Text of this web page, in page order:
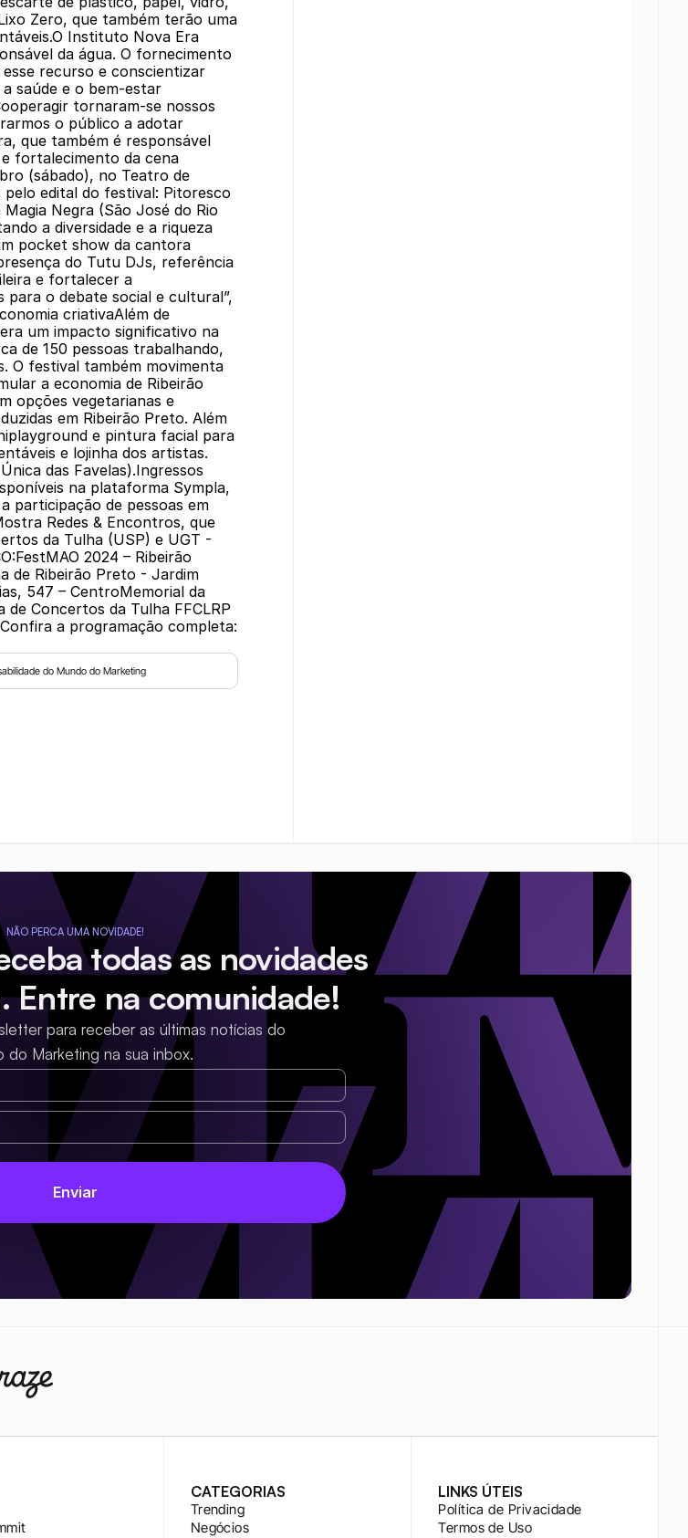
Zero, que também terão uma
Instituto Nova Era
da água. O fornecimento
recurso e conscientizar
saúde e o bem-estar
tornaram-se nossos
o público a adotar
que também é responsável
e fortalecimento da cena
(sábado), no Teatro de
edital do festival: Pitoresco
Negra (São José do Rio
a diversidade e a riqueza
pocket show da cantora
do Tutu DJs, referência
e fortalecer a
o debate social e cultural”,
criativaAlém de
um impacto significativo na
de 150 pessoas trabalhando,
O festival também movimenta
a economia de Ribeirão
opções vegetarianas e
em Ribeirão Preto. Além
e pintura facial para
e lojinha dos artistas.
das Favelas).Ingressos
na plataforma Sympla,
participação de pessoas em
Redes & Encontros, que
da Tulha (USP) e UGT -
2024 – Ribeirão
de Ribeirão Preto - Jardim
547 – CentroMemorial da
Concertos da Tulha FFCLRP
a programação completa:
do Mundo do Marketing
NÃO PERCA UMA NOVIDADE!
todas as novidades
Entre na comunidade!
para receber as últimas notícias do
do Marketing na sua inbox.
CATEGORIAS
Trending
Negócios
LINKS ÚTEIS
Política de Privacidade
Termos de Uso